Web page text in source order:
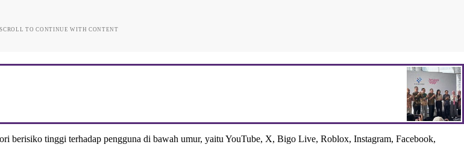
SCROLL TO CONTINUE WITH CONTENT
berisiko tinggi terhadap pengguna di bawah umur, yaitu YouTube, X, Bigo Live, Roblox, Instagram, Facebook,